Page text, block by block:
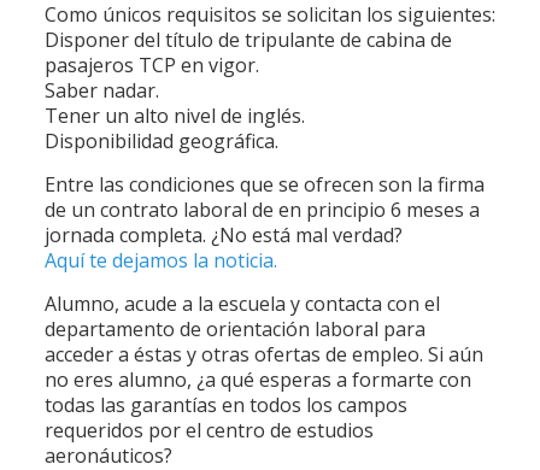
Como únicos requisitos se solicitan los siguientes:
Disponer del título de tripulante de cabina de
pasajeros TCP en vigor.
Saber nadar.
Tener un alto nivel de inglés.
Disponibilidad geográfica.
Entre las condiciones que se ofrecen son la firma
de un contrato laboral de en principio 6 meses a
jornada completa. ¿No está mal verdad?
Aquí te dejamos la noticia.
Alumno, acude a la escuela y contacta con el
departamento de orientación laboral para
acceder a éstas y otras ofertas de empleo. Si aún
no eres alumno, ¿a qué esperas a formarte con
todas las garantías en todos los campos
requeridos por el centro de estudios
aeronáuticos?